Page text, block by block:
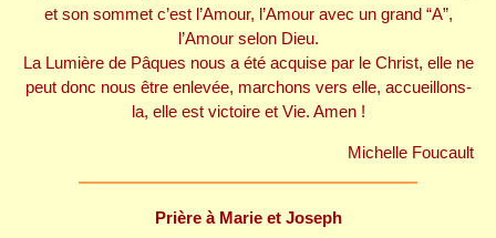
et son sommet c’est l’Amour, l’Amour avec un grand “A”,
l’Amour selon Dieu.
La Lumière de Pâques nous a été acquise par le Christ, elle ne
peut donc nous être enlevée, marchons vers elle, accueillons-
la, elle est victoire et Vie. Amen !
Michelle Foucault
Prière à Marie et Joseph